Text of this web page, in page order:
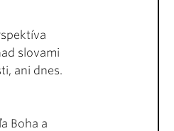
slovami
ani dnes.
Boha a